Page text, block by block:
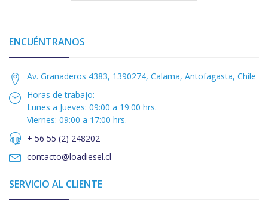
ENCUÉNTRANOS
Av. Granaderos 4383, 1390274, Calama, Antofagasta, Chile
Horas de trabajo:
Lunes a Jueves: 09:00 a 19:00 hrs.
Viernes: 09:00 a 17:00 hrs.
+ 56 55 (2) 248202
contacto@loadiesel.cl
SERVICIO AL CLIENTE